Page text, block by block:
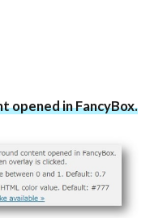
opened in FancyBox.